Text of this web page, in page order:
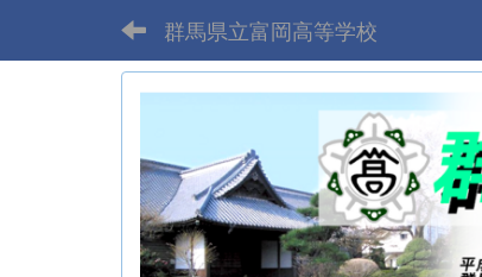
群馬県立富岡高等学校